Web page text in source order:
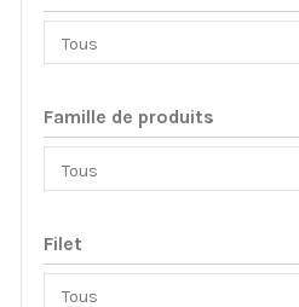
Famille de produits
Filet